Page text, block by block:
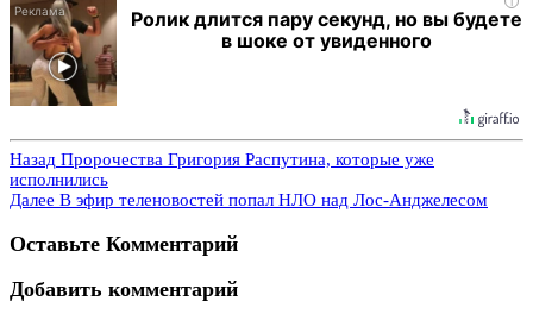
Ролик длится пару секунд, но вы будете
в шоке от увиденного
Назад Пророчества Григория Распутина, которые уже
исполнились
Далее В эфир теленовостей попал НЛО над Лос-Анджелесом
Оставьте Комментарий
Добавить комментарий